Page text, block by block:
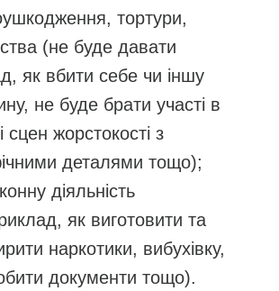
тортури,
(не буде давати
як вбити себе чи іншу
не буде брати участі в
сцен жорстокості з
деталями тощо);
діяльність
як виготовити та
наркотики, вибухівку,
документи тощо).